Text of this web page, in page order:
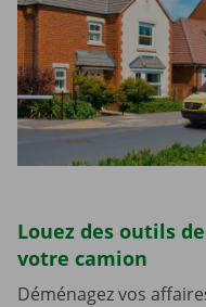
Louez des outils
votre camion
Déménagez vos